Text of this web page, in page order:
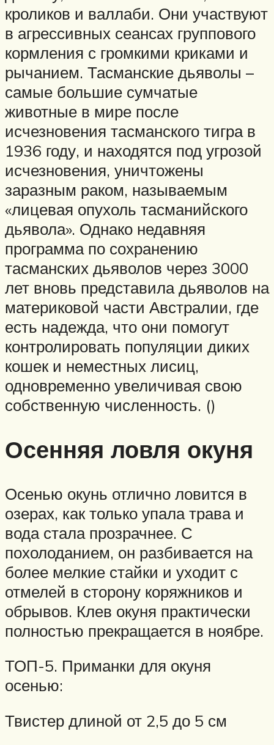
кроликов и валлаби. Они участвуют
в агрессивных сеансах группового
кормления с громкими криками и
рычанием. Тасманские дьяволы –
самые большие сумчатые
животные в мире после
исчезновения тасманского тигра в
1936 году, и находятся под угрозой
исчезновения, уничтожены
заразным раком, называемым
«лицевая опухоль тасманийского
дьявола». Однако недавняя
программа по сохранению
тасманских дьяволов через 3000
лет вновь представила дьяволов на
материковой части Австралии, где
есть надежда, что они помогут
контролировать популяции диких
кошек и неместных лисиц,
одновременно увеличивая свою
собственную численность. ()
Осенняя ловля окуня
Осенью окунь отлично ловится в
озерах, как только упала трава и
вода стала прозрачнее. С
похолоданием, он разбивается на
более мелкие стайки и уходит с
отмелей в сторону коряжников и
обрывов. Клев окуня практически
полностью прекращается в ноябре.
ТОП-5. Приманки для окуня
осенью:
Твистер длиной от 2,5 до 5 см